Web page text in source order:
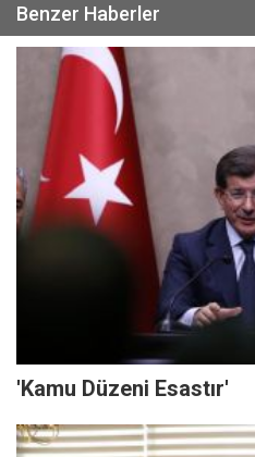
Benzer Haberler
'Kamu Düzeni Esastır'